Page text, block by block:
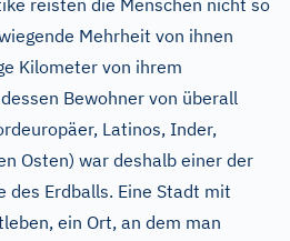
reisten die Menschen nicht so
Mehrheit von ihnen
Kilometer von ihrem
Bewohner von überall
Latinos, Inder,
Osten) war deshalb einer der
des Erdballs. Eine Stadt mit
ein Ort, an dem man